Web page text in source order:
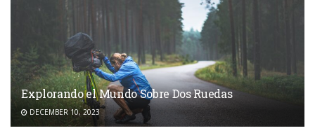
Explorando el Mundo Sobre Dos Ruedas
DECEMBER 10, 2023